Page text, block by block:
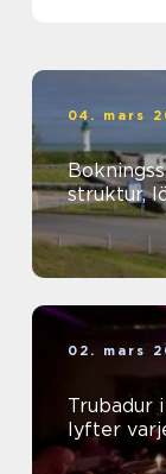
04. mars
struktur,
02. mars
Trubadur i
lyfter